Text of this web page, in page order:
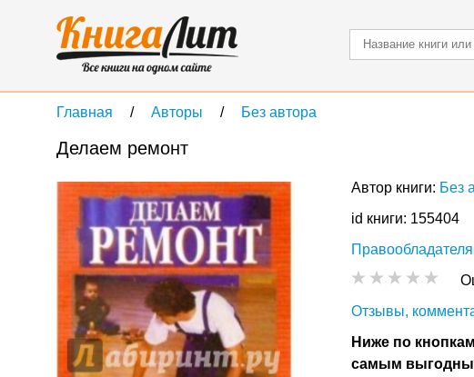
Главная Авторы Без автора
Делаем ремонт
Автор книги: Без
id книги: 155404
Отзывы,
Ниже по
самым